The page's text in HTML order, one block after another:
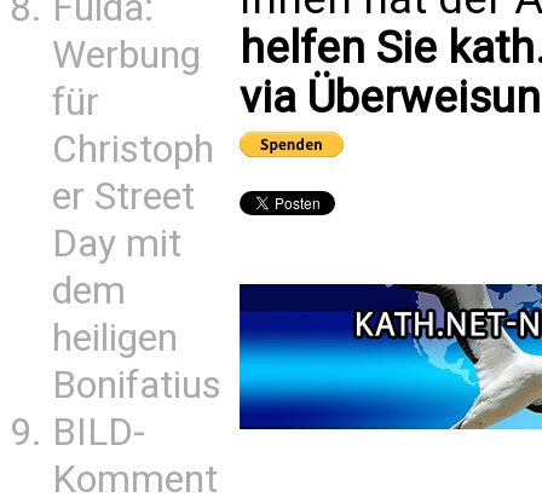
Werbung
für
Christoph
er Street
Day mit
dem
heiligen
Bonifatius
BILD-
Komment
helfen Sie
via